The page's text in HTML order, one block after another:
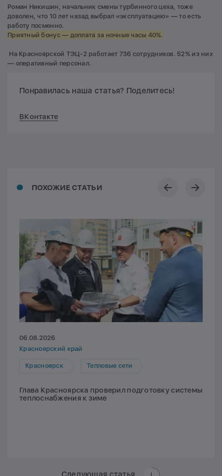
Роман Никишин, начальник смены турбинного цеха, тоже
доволен, что 10 лет назад выбрал «эксплуатацию» — то есть
работу посменно.
Приятный бонус — доплата за ночные часы 40%.
На Красноярской ТЭЦ-2 работает 736 сотрудников. 52% из них
— оперативный персонал.
Понравилась наша статья? Поделитесь!
ВКонтакте
ПОХОЖИЕ СТАТЬИ
06.08.2026
Красноярский край
Красноярск Тепловые сети
Глава Красноярска проверил подготовку системы
теплоснабжения к зиме